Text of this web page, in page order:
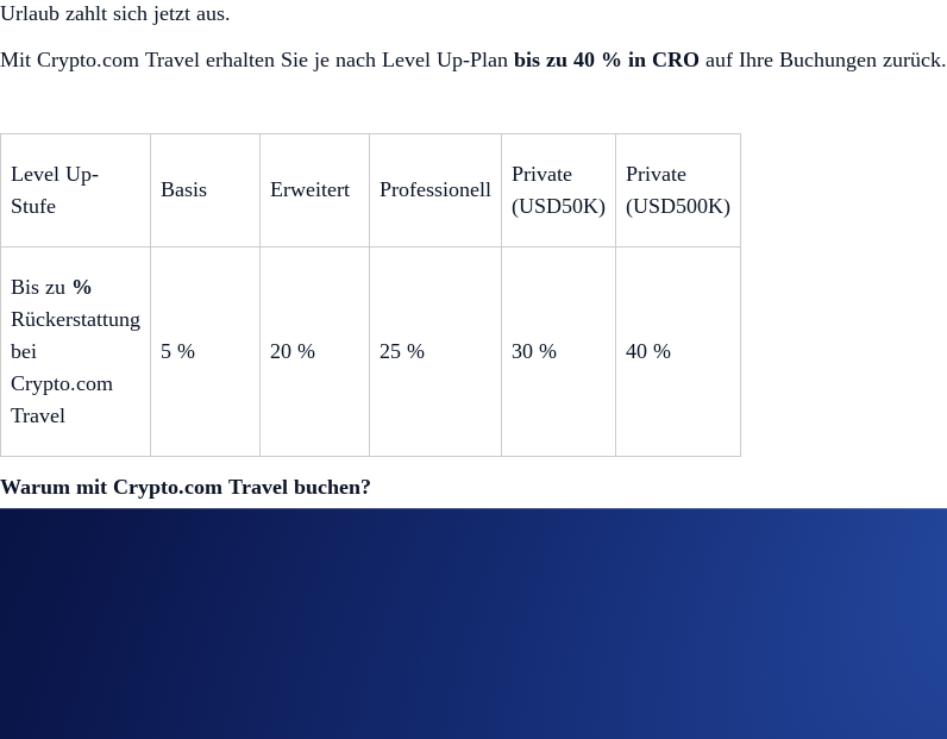
Urlaub zahlt sich jetzt aus.
Mit Crypto.com Travel erhalten Sie je nach Level Up-Plan bis zu 40 % in CRO auf Ihre Buchungen zurück.
Level Up-
Stufe
Basis Erweitert Professionell
Private
(USD50K)
Private
(USD500K)
Bis zu %
Rückerstattung
bei
Crypto.com
Travel
5 % 20 % 25 % 30 % 40 %
Warum mit Crypto.com Travel buchen?